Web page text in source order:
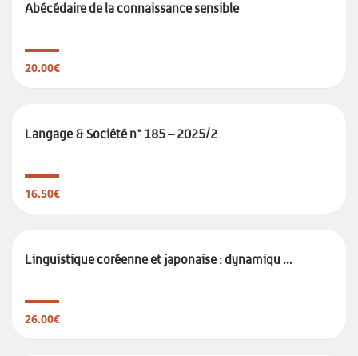
Abécédaire de la connaissance sensible
20.00€
Langage & Société n° 185 – 2025/2
16.50€
Linguistique coréenne et japonaise : dynamiqu ...
26.00€